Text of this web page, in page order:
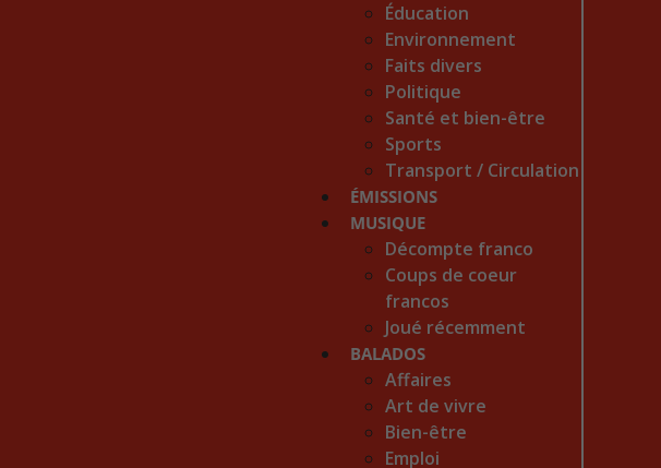
Éducation
Environnement
Faits divers
Politique
Santé et bien-être
Sports
Transport / Circulation
ÉMISSIONS
MUSIQUE
Décompte franco
Coups de coeur
francos
Joué récemment
BALADOS
Affaires
Art de vivre
Bien-être
Emploi